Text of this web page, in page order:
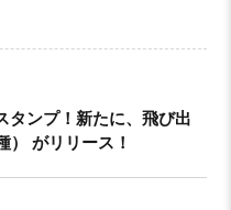
タンプ！新たに、飛び出
） がリリース！